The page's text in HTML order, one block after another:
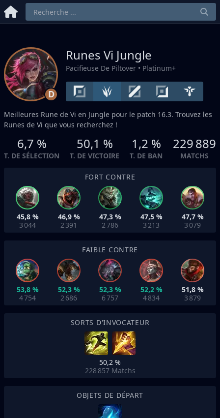
D
Runes Vi Jungle
Pacifieuse De Piltover • Platinum+
Meilleures Rune de Vi en Jungle pour le patch 16.3. Trouvez les
Runes de Vi que vous recherchez !
6,7 %
T. DE SÉLECTION
50,1 %
T. DE VICTOIRE
1,2 %
T. DE BAN
229 889
MATCHS
FORT CONTRE
45,8 %
3 044
46,9 %
2 391
47,3 %
2 786
47,5 %
3 213
47,7 %
3 079
FAIBLE CONTRE
53,8 %
4 754
52,3 %
2 686
52,3 %
6 757
52,2 %
4 834
51,8 %
3 879
SORTS D'INVOCATEUR
50,2 %
228 857 Matchs
OBJETS DE DÉPART